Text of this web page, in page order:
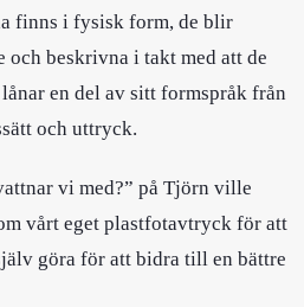
finns i fysisk form, de blir
och beskrivna i takt med att de
en del av sitt formspråk från
och uttryck.
vi med?” på Tjörn ville
vårt eget plastfotavtryck för att
göra för att bidra till en bättre